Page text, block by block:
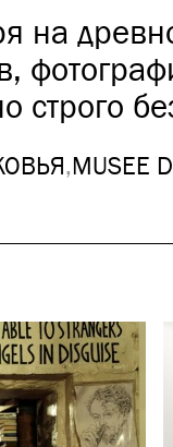
на
строго
,MUSEE